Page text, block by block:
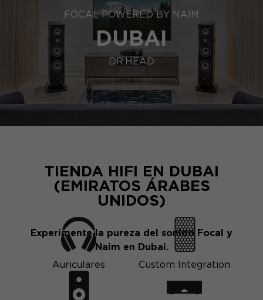
FOCAL POWERED BY NAIM
DUBAI
DR.HEAD
TIENDA HIFI EN DUBAI
(EMIRATOS ÁRABES
UNIDOS)
Experimente la pureza del sonido Focal y
Naim en Dubai.
Auriculares
Custom Integration